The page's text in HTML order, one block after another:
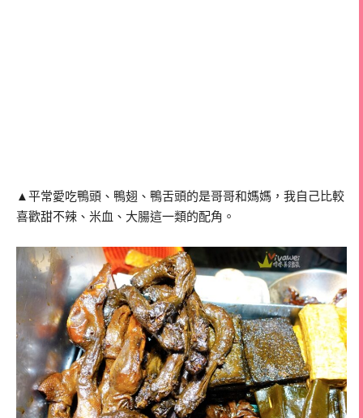
▲平常愛吃鴨頭、鴨翅、鴨舌頭的是哥哥和媽媽，我自己比較
喜歡甜不辣、米血、大腸這一類的配角。